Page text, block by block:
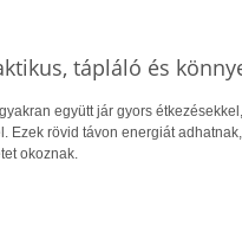
tápláló és
együtt jár gyors
Ezek rövid távon energiát
okoznak.